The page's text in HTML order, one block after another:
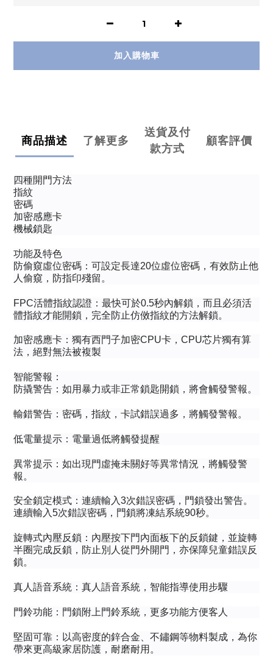
加入購物車
商品描述 了解更多
送貨及付
款方式
顧客評價
四種開門方法
指紋
密碼
加密感應卡
機械鎖匙
功能及特色
防偷窺虛位密碼：可設定長達20位虛位密碼，有效防止他
人偷窺，防指印殘留。
FPC活體指紋認證：最快可於0.5秒內解鎖，而且必須活
體指紋才能開鎖，完全防止仿傚指紋的方法解鎖。
加密感應卡：獨有西門子加密CPU卡，CPU芯片獨有算
法，絕對無法被複製
智能警報：
防撬警告：如用暴力或非正常鎖匙開鎖，將會觸發警報。
輸錯警告：密碼，指紋，卡試錯誤過多，將觸發警報。
低電量提示：電量過低將觸發提醒
異常提示：如出現門虛掩未關好等異常情況，將觸發警
報。
安全鎖定模式：連續輸入3次錯誤密碼，門鎖發出警告。
連續輸入5次錯誤密碼，門鎖將凍結系統90秒。
旋轉式內壓反鎖：內壓按下門內面板下的反鎖鍵，並旋轉
半圈完成反鎖，防止別人從門外開門，亦保障兒童錯誤反
鎖。
真人語音系統：真人語音系統，智能指導使用步驟
門鈴功能：門鎖附上門鈴系統，更多功能方便客人
堅固可靠：以高密度的鋅合金、不鏽鋼等物料製成，為你
帶來更高級家居防護，耐磨耐用。